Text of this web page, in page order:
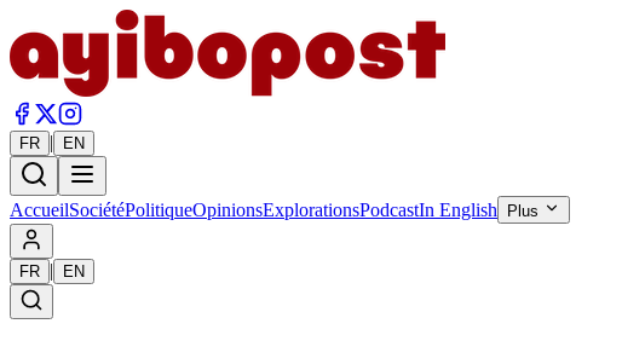
FR | EN
AccueilSociétéPolitiqueOpinionsExplorationsPodcastIn English Plus
FR | EN